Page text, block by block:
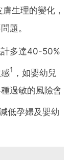
生理的變化，
題。
計多達40-50%
1 ，如嬰幼兒
過敏的風險會
低孕婦及嬰幼